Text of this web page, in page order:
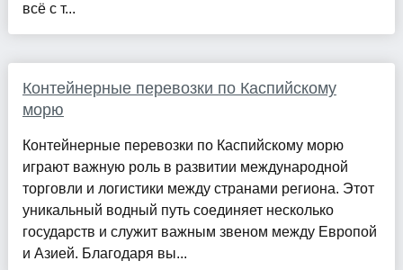
всё с т...
Контейнерные перевозки по Каспийскому
морю
Контейнерные перевозки по Каспийскому морю
играют важную роль в развитии международной
торговли и логистики между странами региона. Этот
уникальный водный путь соединяет несколько
государств и служит важным звеном между Европой
и Азией. Благодаря вы...